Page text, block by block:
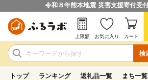
令和８年熊本地震 災害支援寄付受
検
上限額 お気に入り カート
トップ ランキング 返礼品一覧 まち一覧